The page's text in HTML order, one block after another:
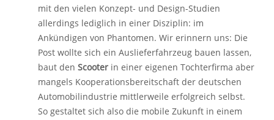
mit den vielen Konzept- und Design-Studien
allerdings lediglich in einer Disziplin: im
Ankündigen von Phantomen. Wir erinnern uns: Die
Post wollte sich ein Auslieferfahrzeug bauen lassen,
baut den Scooter in einer eigenen Tochterfirma aber
mangels Kooperationsbereitschaft der deutschen
Automobilindustrie mittlerweile erfolgreich selbst.
So gestaltet sich also die mobile Zukunft in einem